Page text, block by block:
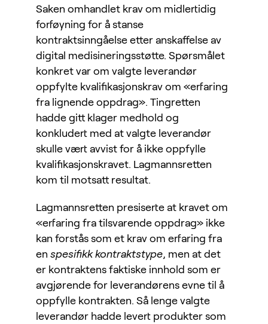
Saken omhandlet krav om midlertidig
forføyning for å stanse
kontraktsinngåelse etter anskaffelse av
digital medisineringsstøtte. Spørsmålet
konkret var om valgte leverandør
oppfylte kvalifikasjonskrav om «erfaring
fra lignende oppdrag». Tingretten
hadde gitt klager medhold og
konkludert med at valgte leverandør
skulle vært avvist for å ikke oppfylle
kvalifikasjonskravet. Lagmannsretten
kom til motsatt resultat.
Lagmannsretten presiserte at kravet om
«erfaring fra tilsvarende oppdrag» ikke
kan forstås som et krav om erfaring fra
en spesifikk kontraktstype, men at det
er kontraktens faktiske innhold som er
avgjørende for leverandørens evne til å
oppfylle kontrakten. Så lenge valgte
leverandør hadde levert produkter som